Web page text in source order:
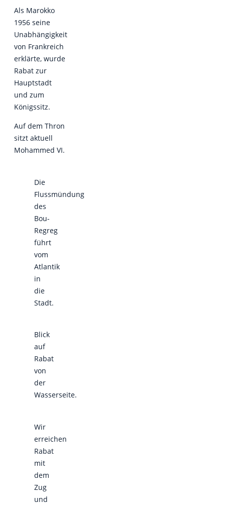
Als Marokko
1956 seine
Unabhängigkeit
von Frankreich
erklärte, wurde
Rabat zur
Hauptstadt
und zum
Königssitz.
Auf dem Thron
sitzt aktuell
Mohammed VI.
Die
Flussmündung
des
Bou-
Regreg
führt
vom
Atlantik
in
die
Stadt.
Blick
auf
Rabat
von
der
Wasserseite.
Wir
erreichen
Rabat
mit
dem
Zug
und